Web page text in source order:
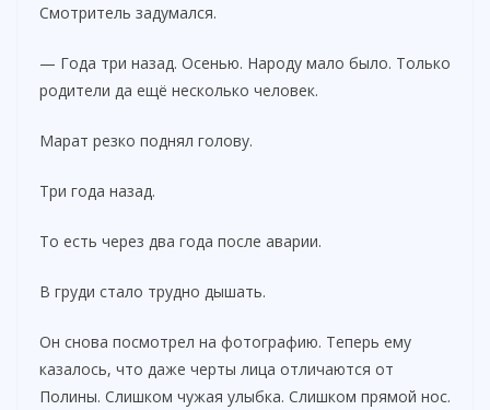
Смотритель задумался.
— Года три назад. Осенью. Народу мало было. Только
родители да ещё несколько человек.
Марат резко поднял голову.
Три года назад.
То есть через два года после аварии.
В груди стало трудно дышать.
Он снова посмотрел на фотографию. Теперь ему
казалось, что даже черты лица отличаются от
Полины. Слишком чужая улыбка. Слишком прямой нос.